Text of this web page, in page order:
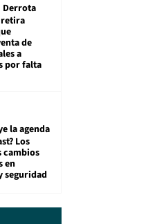
Derrota
de
a
por falta
la agenda
Los
cambios
en
seguridad